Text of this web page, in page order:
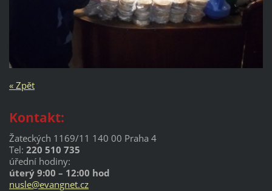
« Zpět
Kontakt:
Žateckých 1169/11 140 00 Praha 4
Tel: 220 510 735
úřední hodiny:
úterý 9:00 – 12:00 hod
nusle@evangnet.cz